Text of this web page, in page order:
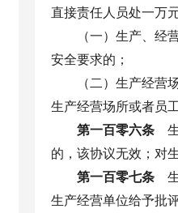
直接责任人员处一万
（一）生产、经
安全要求的；
（二）生产经营
生产经营场所或者员
第一百零六条 生
的，该协议无效；对
第一百零七条 生
生产经营单位给予批